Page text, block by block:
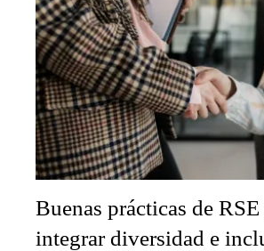
Buenas prácticas de RSE
integrar diversidad e